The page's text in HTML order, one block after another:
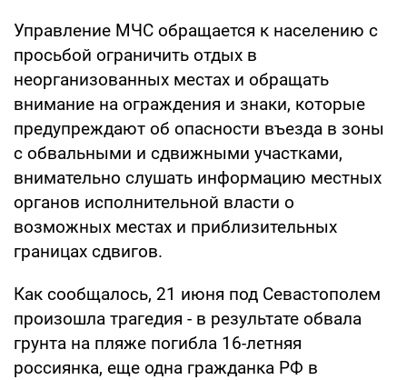
Управление МЧС обращается к населению с
просьбой ограничить отдых в
неорганизованных местах и обращать
внимание на ограждения и знаки, которые
предупреждают об опасности въезда в зоны
с обвальными и сдвижными участками,
внимательно слушать информацию местных
органов исполнительной власти о
возможных местах и приблизительных
границах сдвигов.
Как сообщалось, 21 июня под Севастополем
произошла трагедия - в результате обвала
грунта на пляже погибла 16-летняя
россиянка, еще одна гражданка РФ в